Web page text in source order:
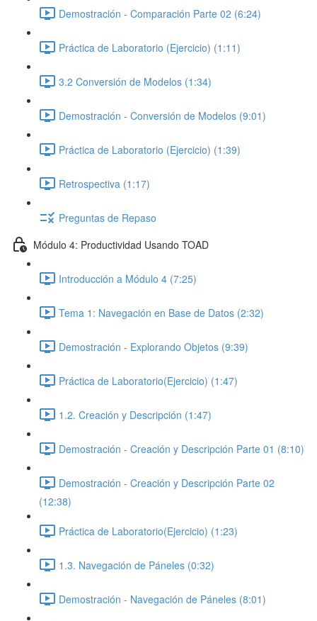
Demostración - Comparación Parte 02 (6:24)
Práctica de Laboratorio (Ejercicio) (1:11)
3.2 Conversión de Modelos (1:34)
Demostración - Conversión de Modelos (9:01)
Práctica de Laboratorio (Ejercicio) (1:39)
Retrospectiva (1:17)
Preguntas de Repaso
Módulo 4: Productividad Usando TOAD
Introducción a Módulo 4 (7:25)
Tema 1: Navegación en Base de Datos (2:32)
Demostración - Explorando Objetos (9:39)
Práctica de Laboratorio(Ejercicio) (1:47)
1.2. Creación y Descripción (1:47)
Demostración - Creación y Descripción Parte 01 (8:10)
Demostración - Creación y Descripción Parte 02
(12:38)
Práctica de Laboratorio(Ejercicio) (1:23)
1.3. Navegación de Páneles (0:32)
Demostración - Navegación de Páneles (8:01)